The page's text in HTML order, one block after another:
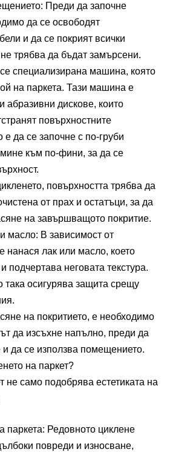
Преди да започне
да се освободят
и да се покрият всички
трябва да бъдат замърсени.
специализирана машина, която
на паркета. Тази машина е
абразивни дискове, които
повърхностните
да се започне с по-груби
към по-фини, за да се
повърхността трябва да
от прах и остатъци, за да
на завършващото покритие.
масло: В зависимост от
нанася лак или масло, което
подчертава неговата текстура.
така осигурява защита срещу
на покритието, е необходимо
да изсъхне напълно, преди да
да се използва помещението.
на паркет?
не само подобрява естетиката на
паркета: Редовното циклене
повреди и износване,